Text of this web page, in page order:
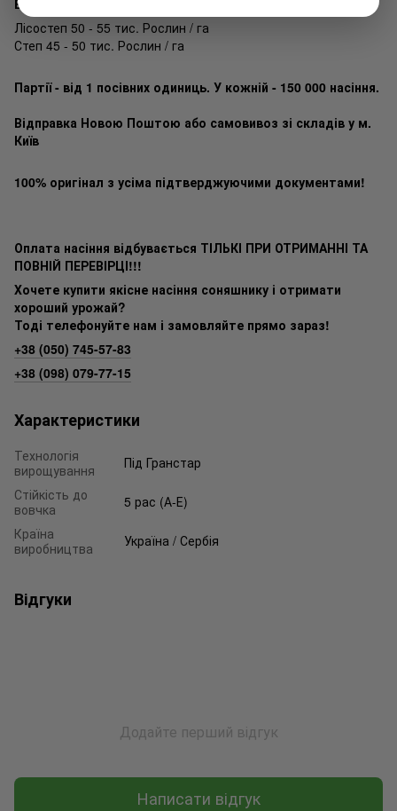
Лісостеп 50 - 55 тис. Рослин / га
Степ 45 - 50 тис. Рослин / га
Партії - від 1 посівних одиниць. У кожній - 150 000 насіння.
Відправка Новою Поштою або самовивоз зі складів у м.
Київ
100% оригінал з усіма підтверджуючими документами!
Оплата насіння відбувається ТІЛЬКІ ПРИ ОТРИМАННІ ТА
ПОВНІЙ ПЕРЕВІРЦІ!!!
Хочете купити якісне насіння соняшнику і отримати
хороший урожай?
Тоді телефонуйте нам і замовляйте прямо зараз!
+38 (050) 745-57-83
+38 (098) 079-77-15
Характеристики
Технологія
вирощування
Під Гранстар
Стійкість до
вовчка
5 рас (А-Е)
Країна
виробництва
Україна / Сербія
Відгуки
Додайте перший відгук
Написати відгук